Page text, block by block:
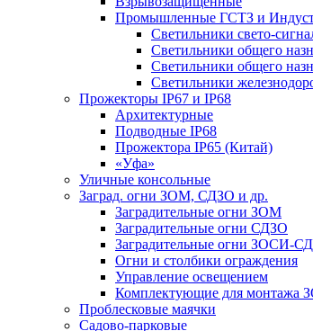
Промышленные ГСТЗ и
Светильники свето-
Светильники общего
Светильники общего
Светильники
Прожекторы IP67 и IP68
Архитектурные
Подводные IP68
Прожектора IP65 (Китай)
«Уфа»
Уличные консольные
Заград. огни ЗОМ, СДЗО и др.
Заградительные огни ЗОМ
Заградительные огни СДЗО
Заградительные огни ЗОСИ-СД
Огни и столбики ограждения
Управление освещением
Комплектующие для монтажа
Проблесковые маячки
Садово-парковые